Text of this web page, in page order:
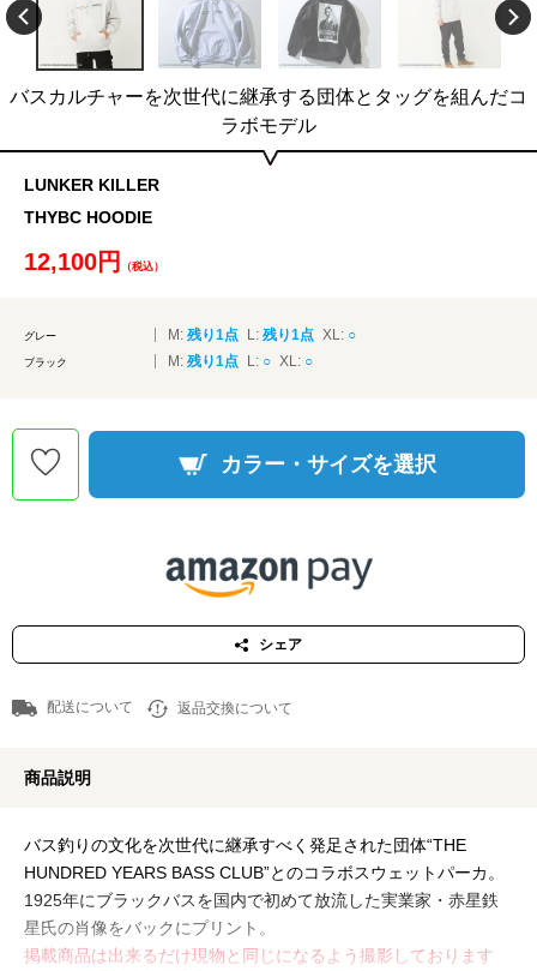
バスカルチャーを次世代に継承する団体とタッグを組んだコ
ラボモデル
LUNKER KILLER
THYBC HOODIE
12,100円 （税込）
グレー M: 残り1点 L: 残り1点 XL: ○
ブラック M: 残り1点 L: ○ XL: ○
カラー・サイズを選択
シェア
配送について 返品交換について
商品説明
バス釣りの文化を次世代に継承すべく発足された団体“THE
HUNDRED YEARS BASS CLUB”とのコラボスウェットパーカ。
1925年にブラックバスを国内で初めて放流した実業家・赤星鉄
星氏の肖像をバックにプリント。
掲載商品は出来るだけ現物と同じになるよう撮影しております